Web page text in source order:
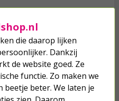
aankoop
9.1/10
webwinkel
die daarop lijken
Dankzij
de website goed. Ze
functie. Zo maken we
beetje beter. We laten je